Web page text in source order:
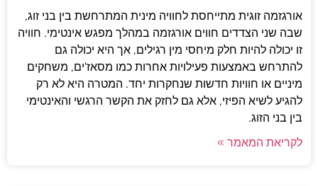
אורגזמה זוגית מתייחסת לחוויה מינית המתרחשת בין בני זוג,
שבה שני הצדדים חווים אורגזמה במהלך מפגש אינטימי. חוויה
זו יכולה להיות חלק מיחסי מין רגילים, אך היא יכולה גם
להתרחש באמצעות פעילויות אחרות כמו מסאז'ים, משחקים
מיניים או חוויות חדשות שנחקרות יחד. המטרה היא לא רק
להגיע לשיא הפיזי, אלא גם לחזק את הקשר הרגשי והאינטימי
בין בני הזוג.
לקריאת המאמר »